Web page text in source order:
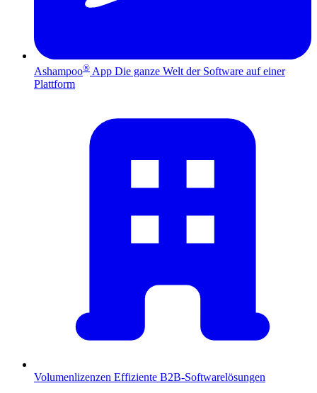
Ashampoo® App Die ganze Welt der Software auf einer
Plattform
Volumenlizenzen Effiziente B2B-Softwarelösungen